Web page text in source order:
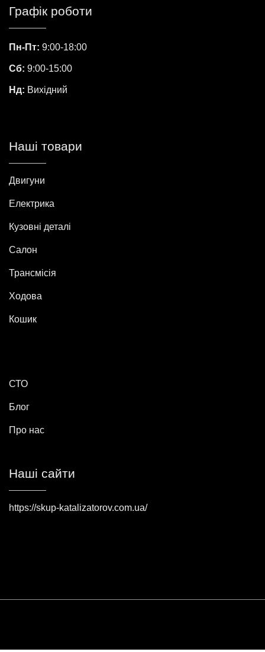
Графік роботи
Пн-Пт: 9:00-18:00
Сб: 9:00-15:00
Нд: Вихідний
Наші товари
Двигуни
Електрика
Кузовні деталі
Салон
Трансмісія
Ходова
Кошик
СТО
Блог
Про нас
Наші сайти
https://skup-katalizatorov.com.ua/